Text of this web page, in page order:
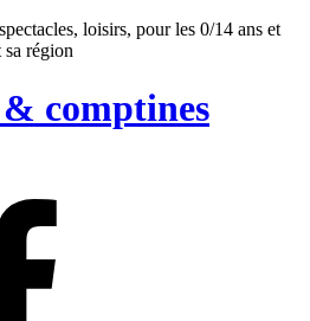
loisirs, pour les 0/14 ans et
région